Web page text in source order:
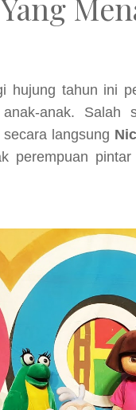
hujung tahun ini
anak.
langsung
perempuan